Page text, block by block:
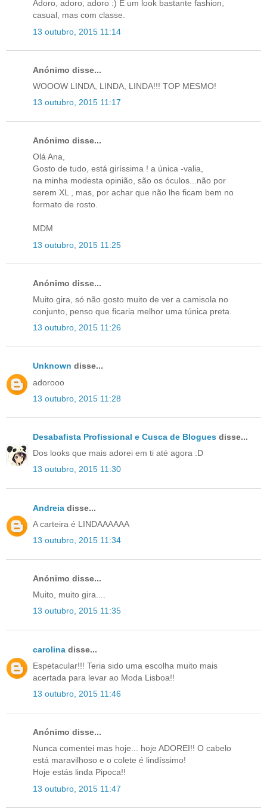
Adoro, adoro, adoro :) É um look bastante fashion,
casual, mas com classe.
13 outubro, 2015 11:14
Anónimo disse...
WOOOW LINDA, LINDA, LINDA!!! TOP MESMO!
13 outubro, 2015 11:17
Anónimo disse...
Olá Ana,
Gosto de tudo, está giríssima ! a única -valia,
na minha modesta opinião, são os óculos...não por
serem XL , mas, por achar que não lhe ficam bem no
formato de rosto.
MDM
13 outubro, 2015 11:25
Anónimo disse...
Muito gira, só não gosto muito de ver a camisola no
conjunto, penso que ficaria melhor uma túnica preta.
13 outubro, 2015 11:26
Unknown disse...
adorooo
13 outubro, 2015 11:28
Desabafista Profissional e Cusca de Blogues disse...
Dos looks que mais adorei em ti até agora :D
13 outubro, 2015 11:30
Andreia disse...
A carteira é LINDAAAAAA
13 outubro, 2015 11:34
Anónimo disse...
Muito, muito gira....
13 outubro, 2015 11:35
carolina disse...
Espetacular!!! Teria sido uma escolha muito mais
acertada para levar ao Moda Lisboa!!
13 outubro, 2015 11:46
Anónimo disse...
Nunca comentei mas hoje... hoje ADOREI!! O cabelo
está maravilhoso e o colete é lindíssimo!
Hoje estás linda Pipoca!!
13 outubro, 2015 11:47